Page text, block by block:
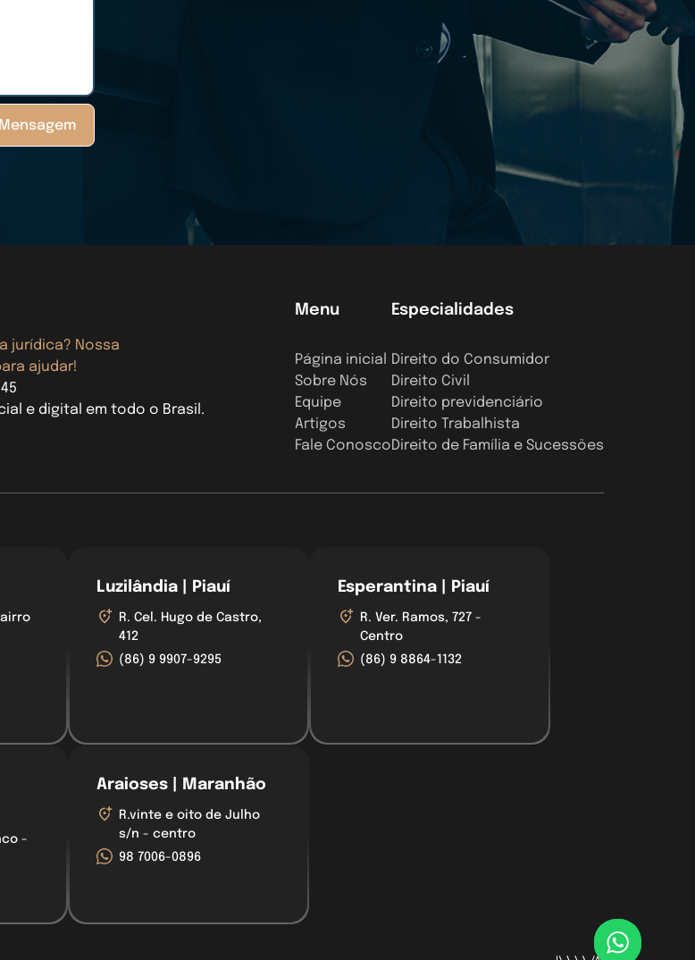
jurídica? Nossa
ajudar!
e digital em todo o Brasil.
Menu
Página inicial
Sobre Nós
Equipe
Artigos
Fale Conosco
Especialidades
Direito do Consumidor
Direito Civil
Direito previdenciário
Direito Trabalhista
Direito de Família e Sucessões
Luzilândia | Piauí
R. Cel. Hugo de Castro,
412
(86) 9 9907-9295
Esperantina | Piauí
R. Ver. Ramos, 727 -
Centro
(86) 9 8864-1132
-
Araioses | Maranhão
R.vinte e oito de Julho
s/n - centro
98 7006-0896